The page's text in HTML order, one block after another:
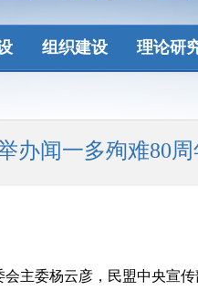
组织建设 理论研
办闻一多殉难80
主委杨云彦，民盟中央宣